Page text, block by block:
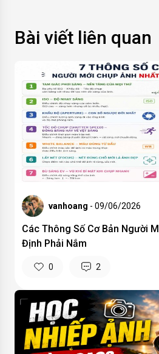
Bài viết liên quan
vanhoang - 09/06/2026
Các Thông Số Cơ Bản Người
Định Phải Nắm
0 2